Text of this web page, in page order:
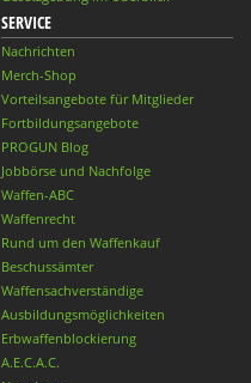
SERVICE
Nachrichten
Merch-Shop
Vorteilsangebote für Mitglieder
Fortbildungsangebote
PROGUN Blog
Jobbörse und Nachfolge
Waffen-ABC
Waffenrecht
Rund um den Waffenkauf
Beschussämter
Waffensachverständige
Ausbildungsmöglichkeiten
Erbwaffenblockierung
A.E.C.A.C.